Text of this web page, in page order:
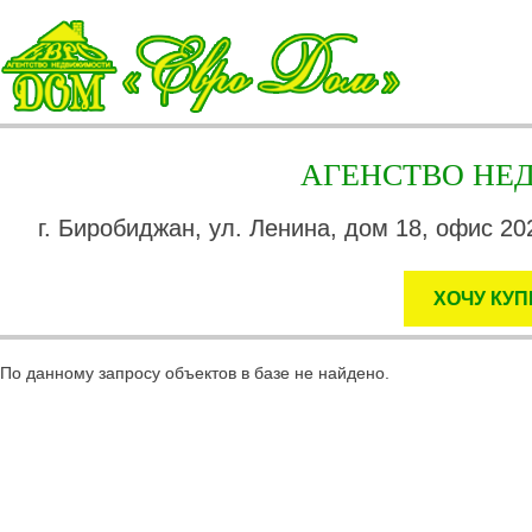
АГЕНСТВО
г. Биробиджан, ул. Ленина, дом 18, офис
ХОЧУ
По данному запросу объектов в базе не найдено.